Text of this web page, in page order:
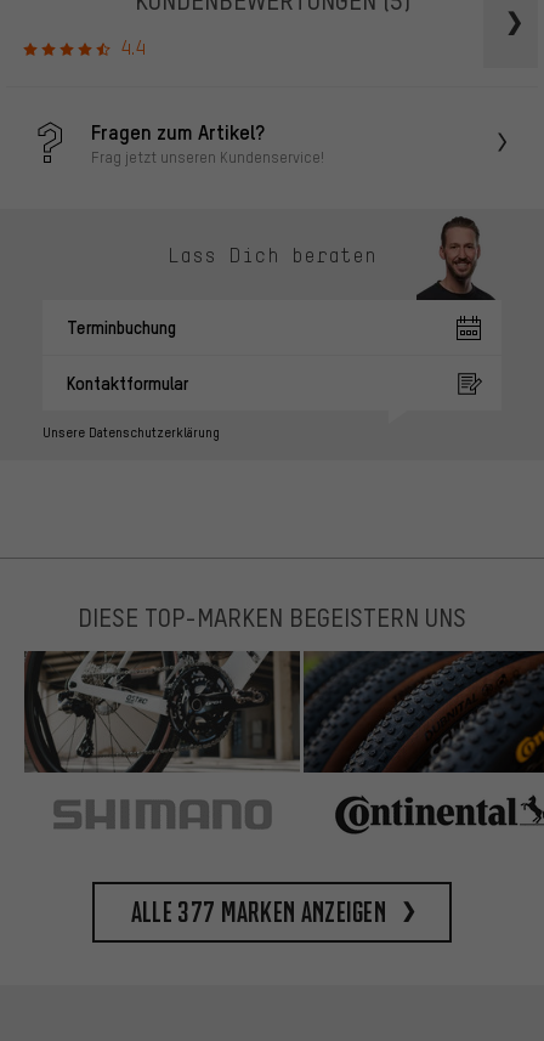
4.4
Fragen zum Artikel?
Frag jetzt unseren Kundenservice!
Lass Dich beraten
Terminbuchung
Kontaktformular
Unsere Datenschutzerklärung
DIESE TOP-MARKEN BEGEISTERN UNS
Alle 377 Marken anzeigen